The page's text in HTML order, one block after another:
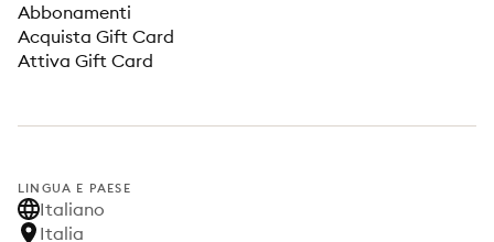
Abbonamenti
Acquista Gift Card
Attiva Gift Card
LINGUA E PAESE
Italiano
Italia